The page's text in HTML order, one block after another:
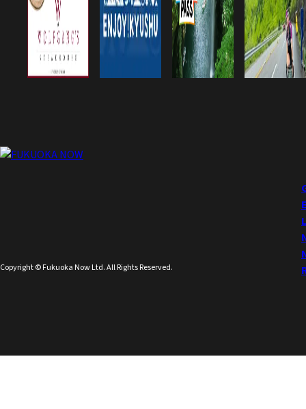
Copyright © Fukuoka Now Ltd. All Rights Reserved.